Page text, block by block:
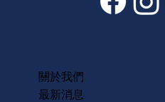
關於我們
最新消息